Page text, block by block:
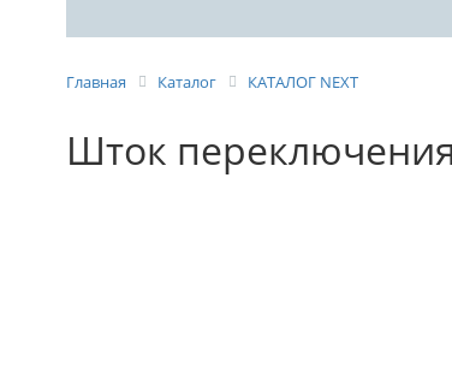
Главная Каталог КАТАЛОГ NEXT
Шток